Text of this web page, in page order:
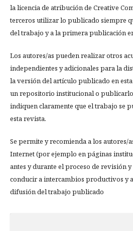
la licencia de atribución de Creative
terceros utilizar lo publicado siempre
del trabajo y a la primera publicación
Los autores/as pueden realizar otros
independientes y adicionales para la
la versión del artículo publicado en
un repositorio institucional o
indiquen claramente que el trabajo se
esta revista.
Se permite y recomienda a los autores/
Internet (por ejemplo en páginas
antes y durante el proceso de revisión
conducir a intercambios productivos y
difusión del trabajo publicado